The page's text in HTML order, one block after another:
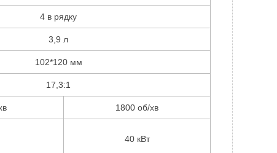
4 в рядку
3,9 л
102*120 мм
17,3:1
1800 об/хв
40 кВт